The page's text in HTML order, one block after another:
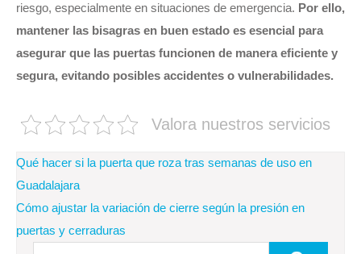
riesgo, especialmente en situaciones de emergencia. Por ello,
mantener las bisagras en buen estado es esencial para
asegurar que las puertas funcionen de manera eficiente y
segura, evitando posibles accidentes o vulnerabilidades.
Valora nuestros servicios
Navegación
de
entradas
Qué hacer si la puerta que roza tras semanas de uso en
Guadalajara
Cómo ajustar la variación de cierre según la presión en
puertas y cerraduras